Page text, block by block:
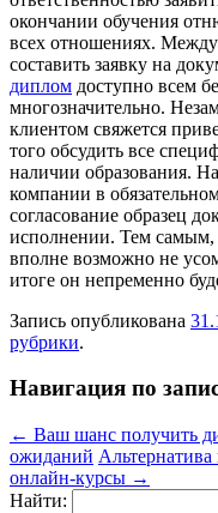
окончании обучения
всех отношениях.
составить заявку на
диплом доступно всем
многозначительно.
клиентом свяжется
того обсудить все
наличии образования.
компании в
согласование образец
исполнении. Тем самым,
вполне возможно не
итоге он непременно
Запись опубликована
рубрики.
Навигация по
← Ваш шанс получить
ожиданий Альтернатива
онлайн-курсы →
Найти: